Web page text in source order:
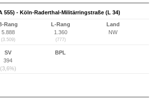
555) - Köln-Raderthal-Militärringstraße (L 34)
Rang
5.888
(3.509)
L-Rang
1.360
(777)
Land
NW
SV
394
(3,6%)
BPL